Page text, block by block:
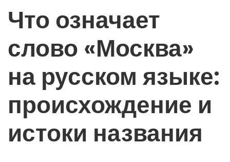
Что означает
слово «Москва»
на русском языке:
происхождение и
истоки названия